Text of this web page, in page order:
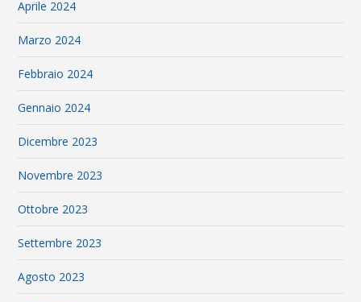
Aprile 2024
Marzo 2024
Febbraio 2024
Gennaio 2024
Dicembre 2023
Novembre 2023
Ottobre 2023
Settembre 2023
Agosto 2023